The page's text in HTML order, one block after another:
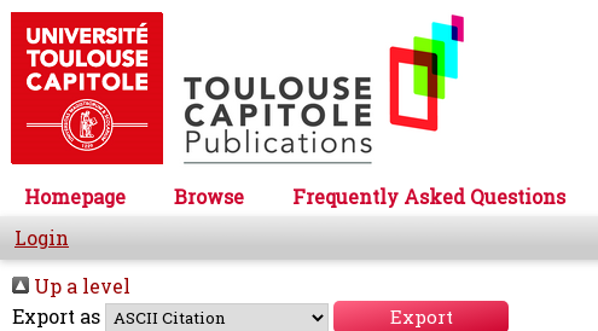
Homepage Browse Frequently Asked Questions
Login
Up a level
Export as